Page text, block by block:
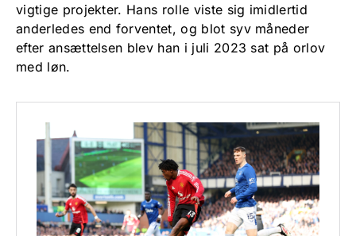
vigtige projekter. Hans rolle viste sig imidlertid
anderledes end forventet, og blot syv måneder
efter ansættelsen blev han i juli 2023 sat på orlov
med løn.